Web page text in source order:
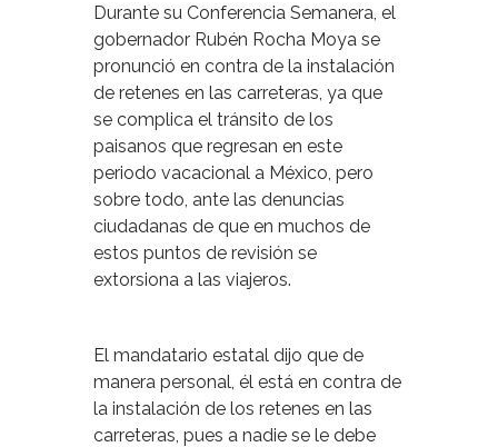
Durante su Conferencia Semanera, el
gobernador Rubén Rocha Moya se
pronunció en contra de la instalación
de retenes en las carreteras, ya que
se complica el tránsito de los
paisanos que regresan en este
periodo vacacional a México, pero
sobre todo, ante las denuncias
ciudadanas de que en muchos de
estos puntos de revisión se
extorsiona a las viajeros.
El mandatario estatal dijo que de
manera personal, él está en contra de
la instalación de los retenes en las
carreteras, pues a nadie se le debe